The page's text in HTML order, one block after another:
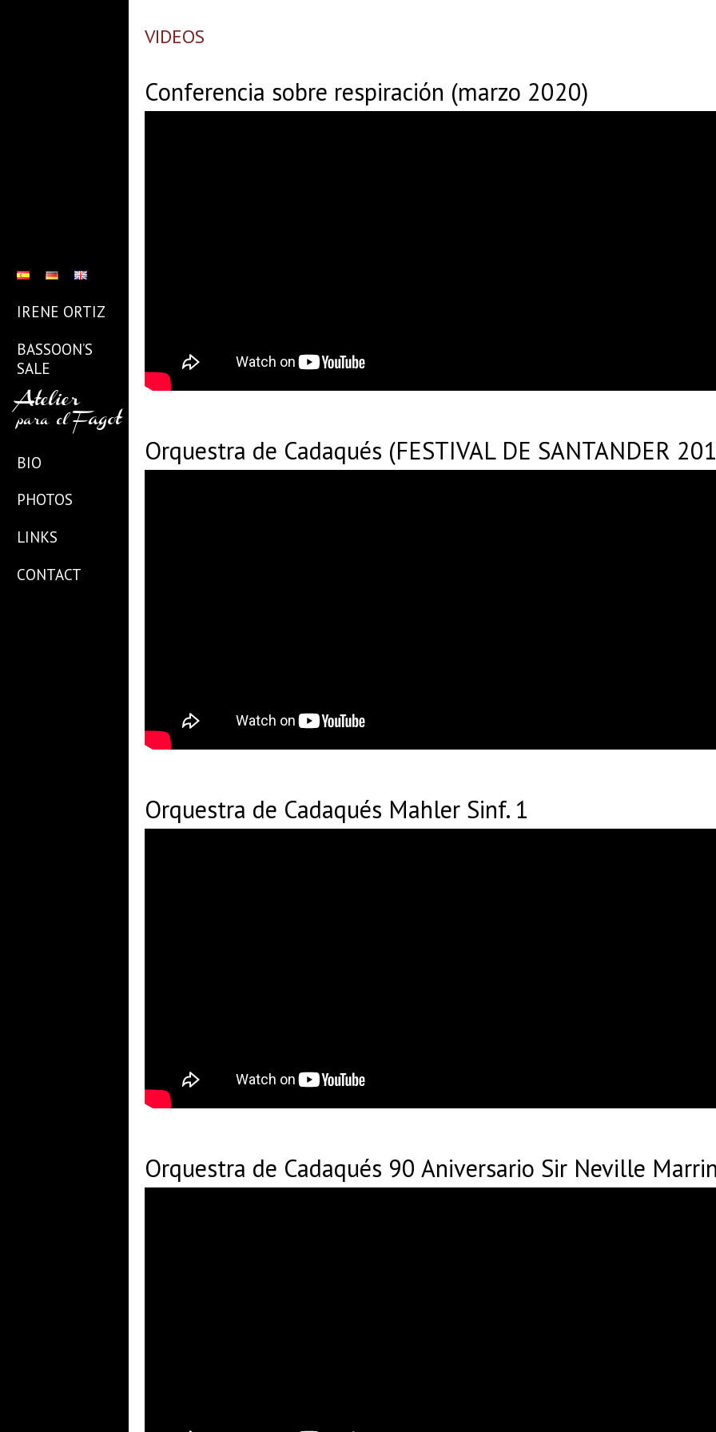
IRENE ORTIZ
BASSOON’S
SALE
Atelier
para elFagot
BIO
PHOTOS
LINKS
CONTACT
VIDEOS
Conferencia sobre respiración (marzo 2020)
Orquestra de Cadaqués (FESTIVAL DE SANTANDER
Orquestra de Cadaqués Mahler Sinf. 1
Orquestra de Cadaqués 90 Aniversario Sir Neville